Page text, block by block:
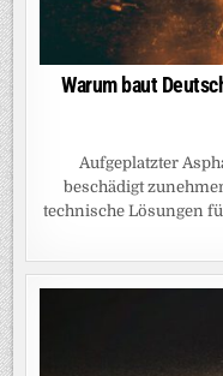
Warum baut
Aufgeplatzter
beschädigt
technische Lösungen